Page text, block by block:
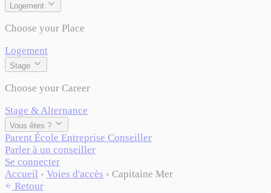
Logement
Choose your Place
Logement
Stage
Choose your Career
Stage & Alternance
Vous êtes ?
Parent École Entreprise Conseiller
Parler à un conseiller
Se connecter
Accueil › Voies d'accès › Capitaine Mer
Retour